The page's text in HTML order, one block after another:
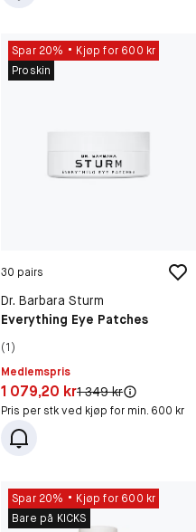
Spar 20%
Kjøp for 600 kr
Proskin
30 pairs
Dr. Barbara Sturm
Everything Eye Patches
(1)
Medlemspris
Pris: 1 079,20 kr
1 079,20 krOriginal pris:
1 349 kr
Pris per stk ved kjøp for min. 600 kr
Spar 20%
Kjøp for 600 kr
Bare på KICKS